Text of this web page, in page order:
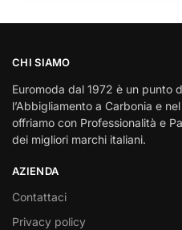
CHI SIAMO
Euromoda dal 1972 è un punto
l’Abbigliamento a Carbonia e
offriamo con Professionalità e
dei migliori marchi italiani.
AZIENDA
Contattaci
Privacy policy